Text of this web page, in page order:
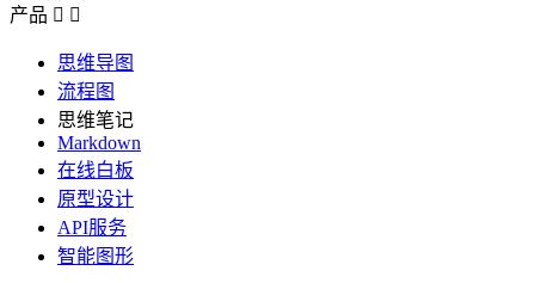
产品  
思维导图
流程图
思维笔记
Markdown
在线白板
原型设计
API服务
智能图形